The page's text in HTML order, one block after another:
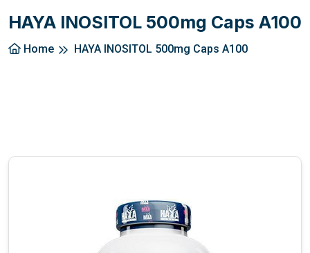
HAYA INOSITOL 500mg Caps A100
Home HAYA INOSITOL 500mg Caps A100